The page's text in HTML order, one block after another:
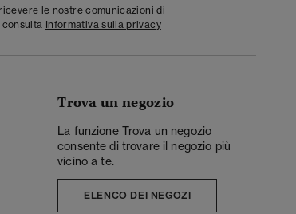
le nostre comunicazioni di
Informativa sulla privacy
Trova un negozio
La funzione Trova un negozio
consente di trovare il negozio più
vicino a te.
ELENCO DEI NEGOZI